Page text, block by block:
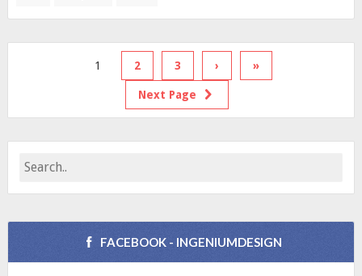
1 2 3 › »
Next Page
FACEBOOK - INGENIUMDESIGN